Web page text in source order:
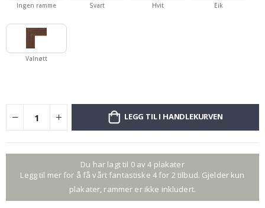
Ingen ramme Svart Hvit Eik
Valnøtt
LEGG TIL I HANDLEKURVEN
Du har lagt til 0 av 4 plakater
Legg til mer for å få vårt fantastiske 4 for 2 tilbud. Gjelder kun
plakater, rammer er ikke inkludert.